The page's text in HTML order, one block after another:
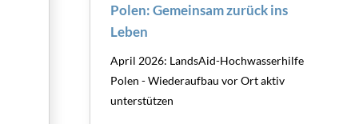
Polen: Gemeinsam zurück ins
Leben
April 2026: LandsAid-Hochwasserhilfe
Polen - Wiederaufbau vor Ort aktiv
unterstützen